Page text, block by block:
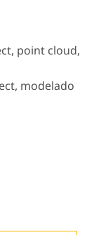
point cloud,
modelado